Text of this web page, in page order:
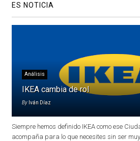
ES NOTICIA
Análisis
IKEA cambia de rol
By Iván Díaz
Siempre hemos definido IKEA como ese
acompaña para lo que necesites sin ser